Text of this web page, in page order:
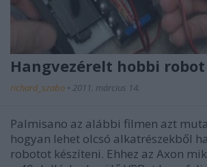
Hangvezérelt hobbi robot
richard_szabo • 2011. március 14.
Palmisano az alábbi filmen azt
hogyan lehet olcsó alkatrészekből
robotot készíteni. Ehhez az Axon